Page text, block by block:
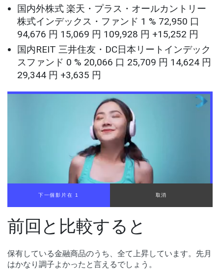
国内外株式 楽天・プラス・オールカントリー
株式インデックス・ファンド 1 % 72,950 口
94,676 円 15,069 円 109,928 円 +15,252 円
国内REIT 三井住友・DC日本リートインデック
スファンド 0 % 20,066 口 25,709 円 14,624 円
29,344 円 +3,635 円
下一個影片在 1 取消
前回と比較すると
保有している金融商品のうち、全て上昇しています。先月
はかなり調子よかったと言えるでしょう。